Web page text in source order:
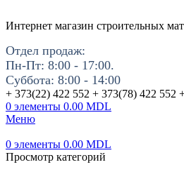
Интернет магазин строительных
Отдел продаж:
Пн-Пт: 8:00 - 17:00.
Суббота: 8:00 - 14:00
+ 373(22) 422 552 + 373(78) 422 552
0 элементы 0.00 MDL
Меню
0 элементы 0.00 MDL
Просмотр категорий